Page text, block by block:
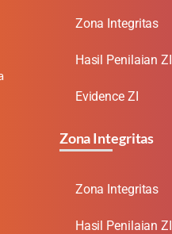
Zona Integritas
Hasil Penilaian ZI
Evidence ZI
Zona Integritas
Zona Integritas
Hasil Penilaian ZI